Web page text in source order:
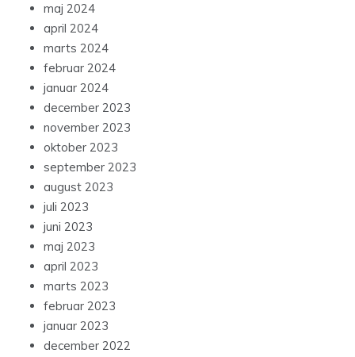
maj 2024
april 2024
marts 2024
februar 2024
januar 2024
december 2023
november 2023
oktober 2023
september 2023
august 2023
juli 2023
juni 2023
maj 2023
april 2023
marts 2023
februar 2023
januar 2023
december 2022